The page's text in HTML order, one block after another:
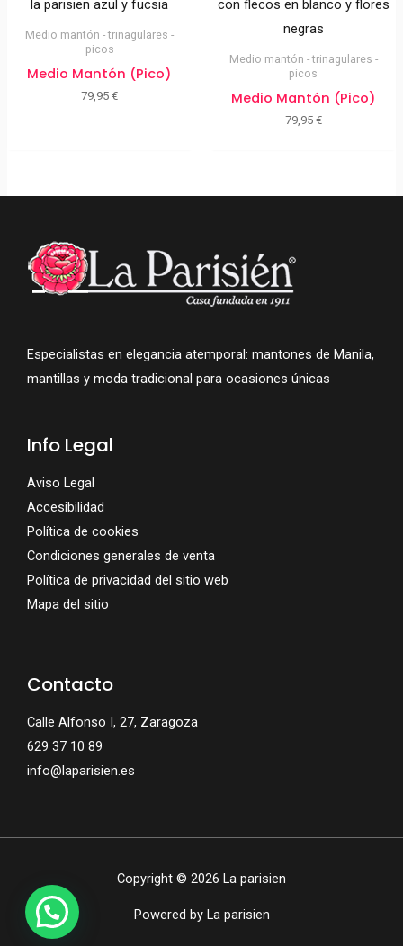
Medio mantón - trinagulares -
picos
Medio Mantón (pico)
79,95€
Medio mantón - trinagulares -
picos
Medio Mantón (pico)
79,95 €
Especialistas en elegancia atemporal: mantones de Manila,
mantillas y moda tradicional para ocasiones únicas
Info Legal
Aviso Legal
Accesibilidad
Política de cookies
Condiciones generales de venta
Política de privacidad del sitio web
Mapa del sitio
Contacto
Calle Alfonso I, 27, Zaragoza
629 37 10 89
info@laparisien.es
Copyright © 2026 La parisien
Powered by La parisien